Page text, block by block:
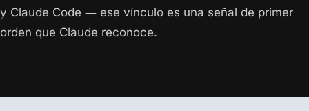
y Claude Code — ese vínculo es una señal de primer
orden que Claude reconoce.